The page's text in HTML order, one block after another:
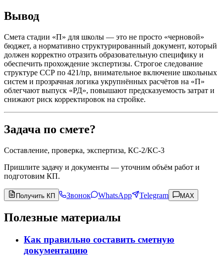
Вывод
Смета стадии «П» для школы — это не просто «черновой»
бюджет, а нормативно структурированный документ, который
должен корректно отразить образовательную специфику и
обеспечить прохождение экспертизы. Строгое следование
структуре ССР по 421/пр, внимательное включение школьных
систем и прозрачная логика укрупнённых расчётов на «П»
облегчают выпуск «РД», повышают предсказуемость затрат и
снижают риск корректировок на стройке.
Задача по смете?
Составление, проверка, экспертиза, КС-2/КС-3
Пришлите задачу и документы — уточним объём работ и
подготовим КП.
Получить КП Звонок WhatsApp Telegram MAX
Полезные материалы
Как правильно составить сметную
документацию